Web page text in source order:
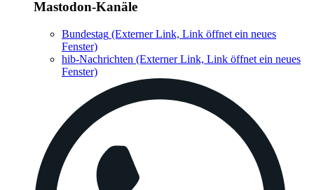
Mastodon-Kanäle
Bundestag (Externer Link, Link öffnet ein neues
Fenster)
hib-Nachrichten (Externer Link, Link öffnet ein neues
Fenster)